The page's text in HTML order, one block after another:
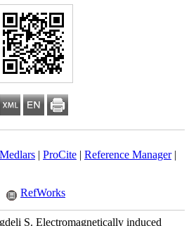
|Medlars|ProCite|Reference Manager
RefWorks
S. Electromagnetically induced